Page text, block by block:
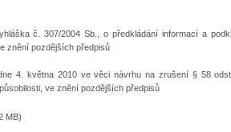
č. 307/2004 Sb., o předkládání informací a
znění pozdějších předpisů
4. května 2010 ve věci návrhu na zrušení § 58
ve znění pozdějších předpisů
MB)